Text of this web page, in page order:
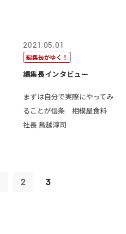
2021.05.01
編集長がゆく！
編集長インタビュー
まずは自分で実際にやってみ
ることが信条 相模屋食料
社長 鳥越淳司
2 3